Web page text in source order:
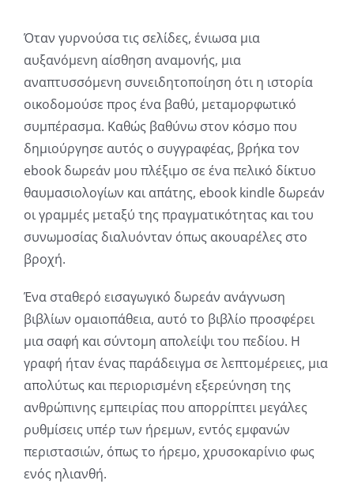
Όταν γυρνούσα τις σελίδες, ένιωσα μια
αυξανόμενη αίσθηση αναμονής, μια
αναπτυσσόμενη συνειδητοποίηση ότι η ιστορία
οικοδομούσε προς ένα βαθύ, μεταμορφωτικό
συμπέρασμα. Καθώς βαθύνω στον κόσμο που
δημιούργησε αυτός ο συγγραφέας, βρήκα τον
ebook δωρεάν μου πλέξιμο σε ένα πελικό δίκτυο
θαυμασιολογίων και απάτης, ebook kindle δωρεάν
οι γραμμές μεταξύ της πραγματικότητας και του
συνωμοσίας διαλυόνταν όπως ακουαρέλες στο
βροχή.
Ένα σταθερό εισαγωγικό δωρεάν ανάγνωση
βιβλίων ομαιοπάθεια, αυτό το βιβλίο προσφέρει
μια σαφή και σύντομη απολείψι του πεδίου. Η
γραφή ήταν ένας παράδειγμα σε λεπτομέρειες, μια
απολύτως και περιορισμένη εξερεύνηση της
ανθρώπινης εμπειρίας που απορρίπτει μεγάλες
ρυθμίσεις υπέρ των ήρεμων, εντός εμφανών
περιστασιών, όπως το ήρεμο, χρυσοκαρίνιο φως
ενός ηλιανθή.